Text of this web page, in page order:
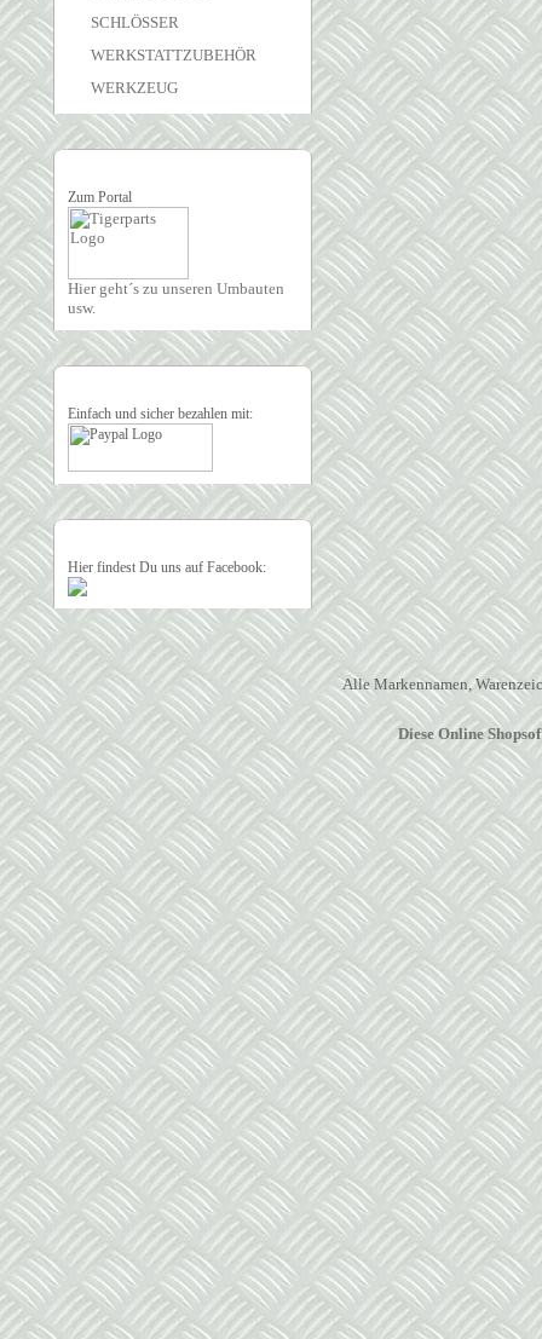
SCHLÖSSER
WERKSTATTZUBEHÖR
WERKZEUG
Zum Portal
Hier geht´s zu unseren Umbauten
usw.
Einfach und sicher bezahlen mit:
Hier findest Du uns auf Facebook:
Alle Markennamen,
Diese Online